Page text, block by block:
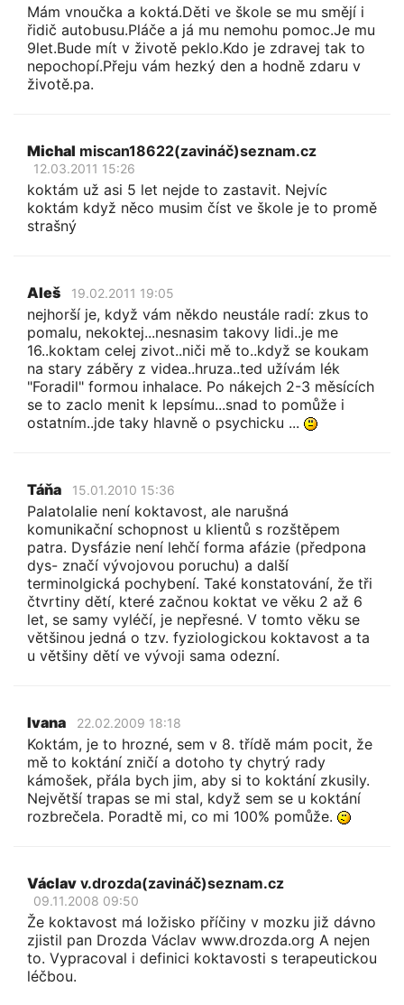
Mám vnoučka a koktá.Děti ve škole se mu smějí i
řidič autobusu.Pláče a já mu nemohu pomoc.Je mu
9let.Bude mít v životě peklo.Kdo je zdravej tak to
nepochopí.Přeju vám hezký den a hodně zdaru v
životě.pa.
Michal miscan18622(zavináč)seznam.cz
12.03.2011 15:26
koktám už asi 5 let nejde to zastavit. Nejvíc
koktám když něco musim číst ve škole je to promě
strašný
Aleš 19.02.2011 19:05
nejhorší je, když vám někdo neustále radí: zkus to
pomalu, nekoktej...nesnasim takovy lidi..je me
16..koktam celej zivot..niči mě to..když se koukam
na stary záběry z videa..hruza..ted užívám lék
"Foradil" formou inhalace. Po nákejch 2-3 měsících
se to zaclo menit k lepsímu...snad to pomůže i
ostatním..jde taky hlavně o psychicku ...
Táňa 15.01.2010 15:36
Palatolalie není koktavost, ale narušná
komunikační schopnost u klientů s rozštěpem
patra. Dysfázie není lehčí forma afázie (předpona
dys- značí vývojovou poruchu) a další
terminolgická pochybení. Také konstatování, že tři
čtvrtiny dětí, které začnou koktat ve věku 2 až 6
let, se samy vyléčí, je nepřesné. V tomto věku se
většinou jedná o tzv. fyziologickou koktavost a ta
u většiny dětí ve vývoji sama odezní.
Ivana 22.02.2009 18:18
Koktám, je to hrozné, sem v 8. třídě mám pocit, že
mě to koktání zničí a dotoho ty chytrý rady
kámošek, přála bych jim, aby si to koktání zkusily.
Největší trapas se mi stal, když sem se u koktání
rozbrečela. Poradtě mi, co mi 100% pomůže.
Václav v.drozda(zavináč)seznam.cz
09.11.2008 09:50
Že koktavost má ložisko příčiny v mozku již dávno
zjistil pan Drozda Václav www.drozda.org A nejen
to. Vypracoval i definici koktavosti s terapeutickou
léčbou.